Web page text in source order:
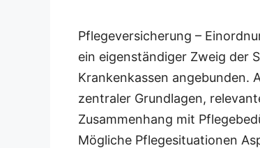
Pflegeversicherung –
ein eigenständiger Zweig der
Krankenkassen angebunden.
zentraler Grundlagen,
Zusammenhang mit
Mögliche Pflegesituationen